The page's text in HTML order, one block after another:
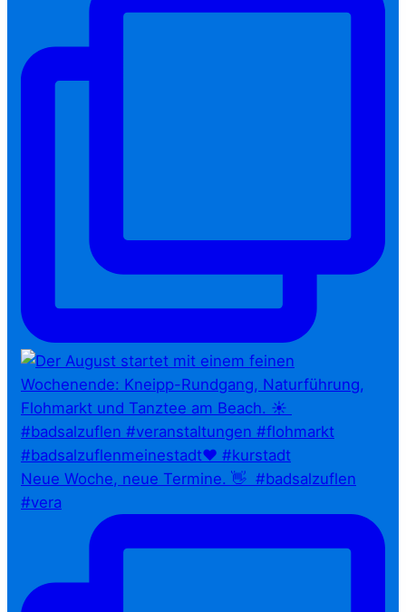
Neue Woche, neue Termine. 👋⁠ ⁠ #badsalzuflen
#vera